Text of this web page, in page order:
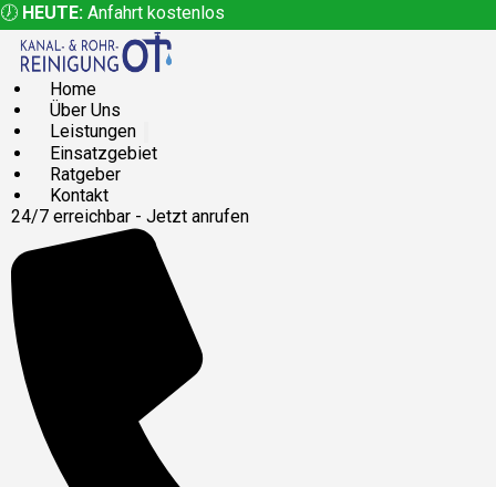
🕖 HEUTE: Anfahrt kostenlos
Home
Über Uns
Leistungen
Einsatzgebiet
Ratgeber
Kontakt
24/7 erreichbar - Jetzt anrufen